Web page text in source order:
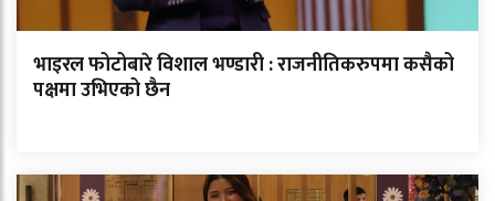
भाइरल फोटोबारे विशाल भण्डारी : राजनीतिकरुपमा कसैको
पक्षमा उभिएको छैन